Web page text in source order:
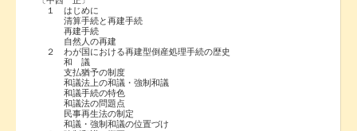
１ はじめに
清算手続と再建手続
再建手続
自然人の再建
２ わが国における再建型倒産処理手続の歴史
和 議
支払猶予の制度
和議法上の和議・強制和議
和議手続の特色
和議法の問題点
民事再生法の制定
和議・強制和議の位置づけ